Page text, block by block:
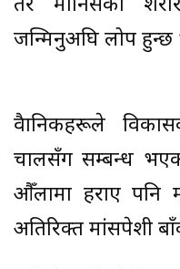
तर मानिसको
जन्मिनुअघि लोप हुन्छ
वैज्ञानिकहरूले
चालसँग सम्बन्ध
औँलामा हराए पनि
अतिरिक्त मांसपेशी